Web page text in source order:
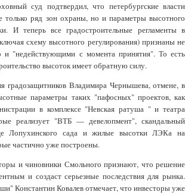
суд подтвердил, что петербургские власти
только ряд зон охраны, но и параметры высотного
И теперь все градостроительные регламенты в
схему высотного регулирования) признаны не
и "недействующими с момента принятия". То есть
высоток имеет обратную силу.
градозащитников Владимира Чернышева, отмене, в
параметры таких "пафосных" проектов, как
в комплексе "Невская ратуша " и театра
реализует "ВТБ — девелопмент", скандальный
Лопухинского сада и жилые высотки ЛЭКа на
частично уже построены.
и чиновники Смольного признают, что решение
и создаст серьезные последствия для рынка.
Константин Ковалев отмечает, что инвесторы уже